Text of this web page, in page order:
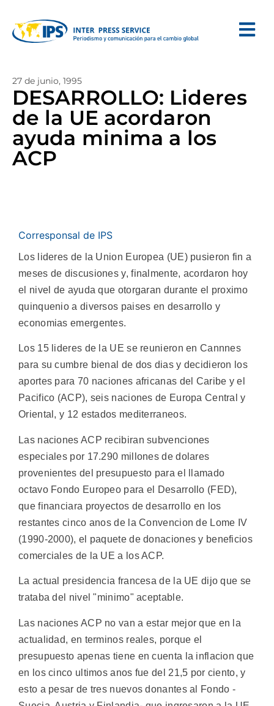
27 de junio, 1995
DESARROLLO: Lideres
de la UE acordaron
ayuda minima a los
ACP
Corresponsal de IPS
Los lideres de la Union Europea (UE) pusieron fin a
meses de discusiones y, finalmente, acordaron hoy
el nivel de ayuda que otorgaran durante el proximo
quinquenio a diversos paises en desarrollo y
economias emergentes.
Los 15 lideres de la UE se reunieron en Cannnes
para su cumbre bienal de dos dias y decidieron los
aportes para 70 naciones africanas del Caribe y el
Pacifico (ACP), seis naciones de Europa Central y
Oriental, y 12 estados mediterraneos.
Las naciones ACP recibiran subvenciones
especiales por 17.290 millones de dolares
provenientes del presupuesto para el llamado
octavo Fondo Europeo para el Desarrollo (FED),
que financiara proyectos de desarrollo en los
restantes cinco anos de la Convencion de Lome IV
(1990-2000), el paquete de donaciones y beneficios
comerciales de la UE a los ACP.
La actual presidencia francesa de la UE dijo que se
trataba del nivel "minimo" aceptable.
Las naciones ACP no van a estar mejor que en la
actualidad, en terminos reales, porque el
presupuesto apenas tiene en cuenta la inflacion que
en los cinco ultimos anos fue del 21,5 por ciento, y
esto a pesar de tres nuevos donantes al Fondo -